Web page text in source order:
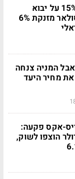
טראמפ הטיל מכס של 15% על יבוא
רכיבי הסולאר; פירסט סולאר מזנקת 6%
הכנסות זילו זינקו 18% אבל המניה צנחה
את מחיר היעד
אקס פקעה:
דולר הוצפו לשוק,